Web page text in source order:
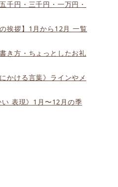
千円・三千円・一万円・
挨拶】1月から12月 一覧
き方・ちょっとしたお礼
かける言葉》ラインやメ
表現》1月〜12月の季